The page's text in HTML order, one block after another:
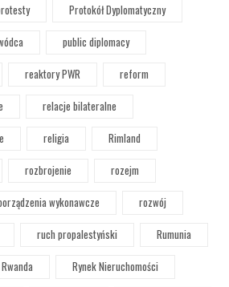
Protokół Dyplomatyczny
public diplomacy
reaktory PWR
reform
relacje bilateralne
religia
Rimland
rozbrojenie
rozejm
wykonawcze
rozwój
ruch propalestyński
Rumunia
Rwanda
Rynek Nieruchomości